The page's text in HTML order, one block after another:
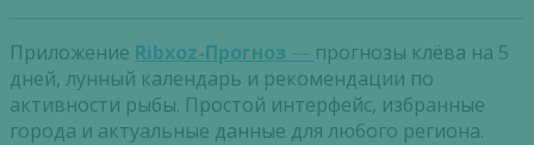
Приложение Ribxoz-Прогноз — прогнозы клёва на 5
дней, лунный календарь и рекомендации по
активности рыбы. Простой интерфейс, избранные
города и актуальные данные для любого региона.